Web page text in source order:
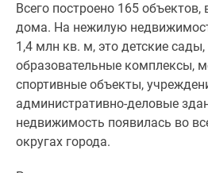
Панорамы
новостроек
Видеообзор
новостроек
Экспертиза
новостроек
Экология
Москвы
Всего построено 165
дома. На нежилую
1,4 млн кв. м, это детские
образовательные комплексы,
спортивные объекты,
административно-деловые
недвижимость появилась во
округах города.